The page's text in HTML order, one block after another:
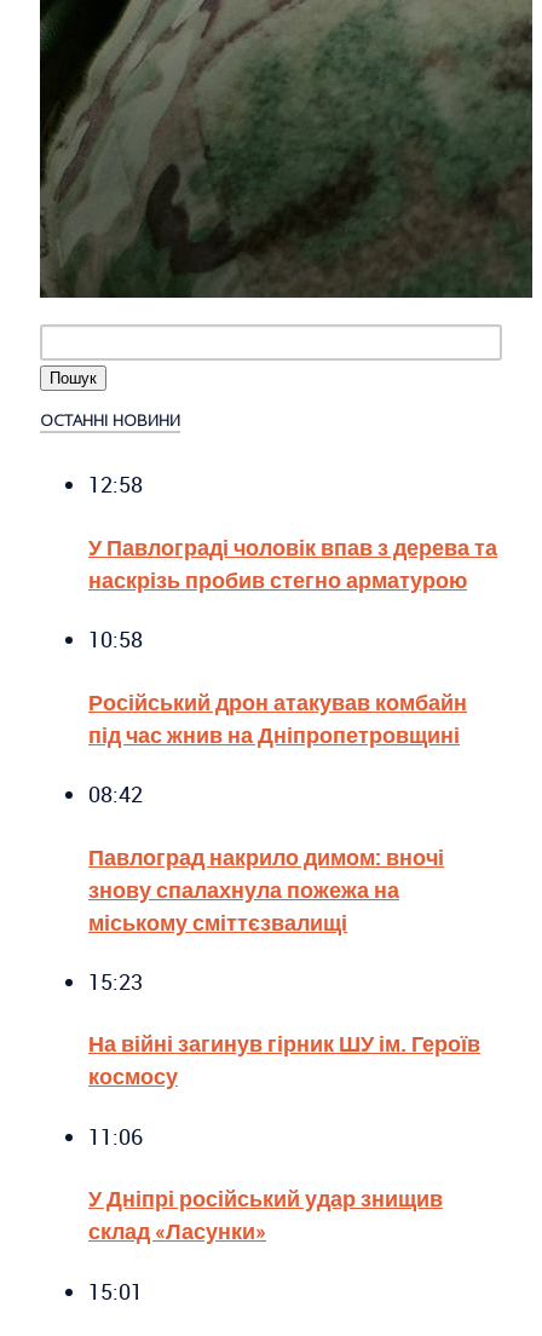
ОСТАННІ НОВИНИ
12:58
У Павлограді чоловік впав з дерева та
наскрізь пробив стегно арматурою
10:58
Російський дрон атакував комбайн
під час жнив на Дніпропетровщині
08:42
Павлоград накрило димом: вночі
знову спалахнула пожежа на
міському сміттєзвалищі
15:23
На війні загинув гірник ШУ ім. Героїв
космосу
11:06
У Дніпрі російський удар знищив
склад «Ласунки»
15:01